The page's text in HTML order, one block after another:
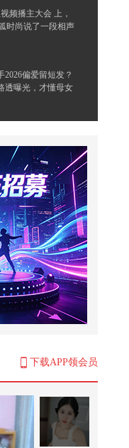
频播主大会 上，
时尚说了一段相声
2026偏爱留短发？
透曝光，才懂母女
已经塌了
克宫火速给中方
关系没有任何进展
哪些？低压高和高
大？@张朝阳 @健
打水漂才好玩~@
危险#小游戏
年在家姐妹们都有
下载APP领会员